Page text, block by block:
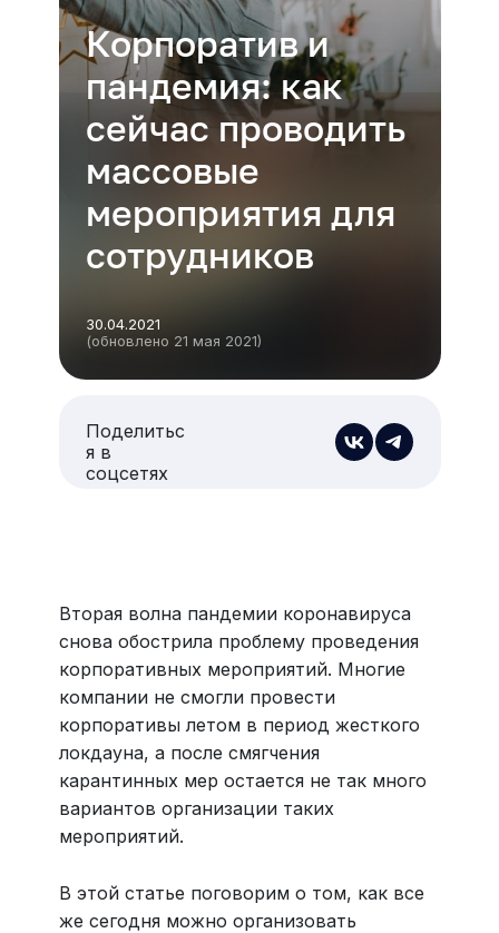
Корпоратив и
пандемия: как
сейчас проводить
массовые
мероприятия для
сотрудников
30.04.2021
(обновлено 21 мая 2021)
Поделитьс
я в
соцсетях
Вторая волна пандемии коронавируса
снова обострила проблему проведения
корпоративных мероприятий. Многие
компании не смогли провести
корпоративы летом в период жесткого
локдауна, а после смягчения
карантинных мер остается не так много
вариантов организации таких
мероприятий.
В этой статье поговорим о том, как все
же сегодня можно организовать